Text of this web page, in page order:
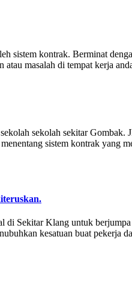
sistem kontrak. Berminat
masalah di tempat kerja
sekolah sekitar
sistem kontrak yang
Sekitar Klang untuk
kesatuan buat